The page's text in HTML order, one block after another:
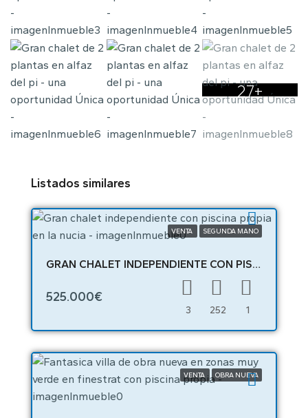
27+
Listados similares
VENTA SEGUNDA MANO
GRAN CHALET INDEPENDIENTE CON PISCINA PROPIA EN LA NUCIA – 02413
525.000€
3 252 1
VENTA OBRA NUEVA